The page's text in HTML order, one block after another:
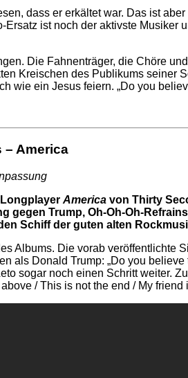
dass er erkältet war. Das ist
ist noch der aktivste
Die Fahnenträger, die Chöre
Kreischen des Publikums
wie ein Jesus feiern. „Do you
– America
America von Thirty
gegen Trump, Oh-Oh-Oh-
Schiff der guten alten
Albums. Die vorab veröffentlichte
als Donald Trump: „Do you
sogar noch einen Schritt weiter.
/ This is not the end / My friend